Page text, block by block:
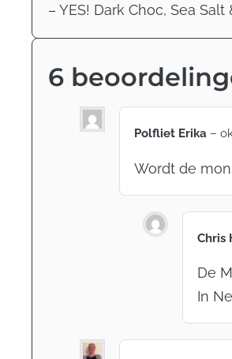
– YES! Dark Choc, Sea
6
Polfliet Erika –
Wordt de
Chris
De
In